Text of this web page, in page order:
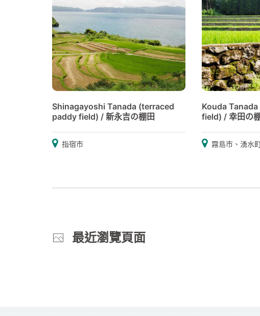
Shinagayoshi Tanada (terraced
paddy field) / 新永吉の棚田
指宿市
Kouda
field) / 幸田の
霧島市、湧水
最近瀏覽頁面